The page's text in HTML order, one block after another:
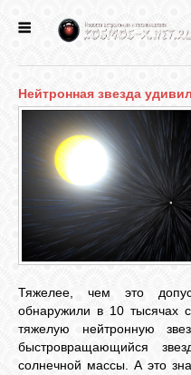
НОВОСТИ
ФОРУМ
СТАТЬИ
ВИДЕО
Нейтронная звезда
Тяжелее, чем это
обнаружили в 10 тысячах
тяжелую нейтронную
быстровращающийся
солнечной массы. А это